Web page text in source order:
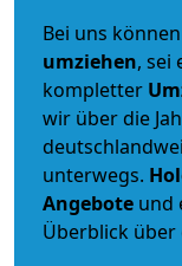
Bei uns
umziehen, sei
kompletter
wir über die
unterwegs.
Angebote und
Überblick